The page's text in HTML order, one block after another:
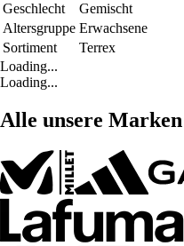
Geschlecht
Gemischt
Altersgruppe Erwachsene
Sortiment
Terrex
Loading...
Loading...
Alle unsere Marken